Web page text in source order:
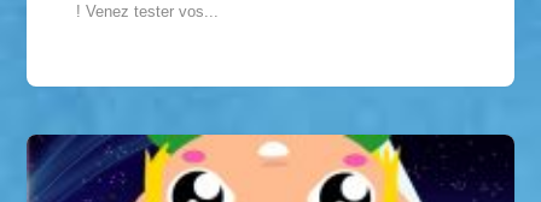
! Venez tester vos...